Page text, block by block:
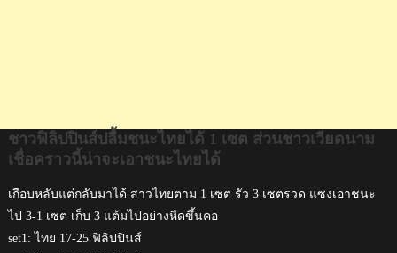
ชาวฟิลิปปินส์ปลื้มชนะไทยได้ 1 เซต ส่วนชาวเวียดนาม
เชื่อคราวนี้น่าจะเอาชนะไทยได้
เกือบหลับแต่กลับมาได้ สาวไทยตาม 1 เซต รัว 3 เซตรวด แซงเอาชนะ
ไป 3-1 เซต เก็บ 3 แต้มไปอย่างหืดขึ้นคอ
set1: ไทย 17-25 ฟิลิปปินส์